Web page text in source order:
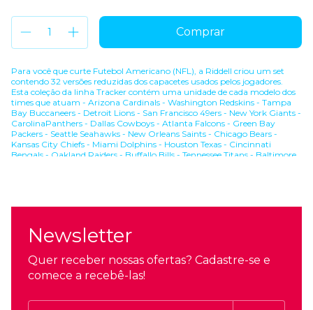
Para você que curte Futebol Americano (NFL), a Riddell criou um set
contendo 32 versões reduzidas dos capacetes usados pelos jogadores.
Esta coleção da linha Tracker contém uma unidade de cada modelo dos
times que atuam - Arizona Cardinals - Washington Redskins - Tampa
Bay Buccaneers - Detroit Lions - San Francisco 49ers - New York Giants -
CarolinaPanthers - Dallas Cowboys - Atlanta Falcons - Green Bay
Packers - Seattle Seahawks - New Orleans Saints - Chicago Bears -
Kansas City Chiefs - Miami Dolphins - Houston Texas - Cincinnati
Bengals - Oakland Raiders - Buffallo Bills - Tennessee Titans - Baltimore
Ver mais
Newsletter
Quer receber nossas ofertas? Cadastre-se e
comece a recebê-las!